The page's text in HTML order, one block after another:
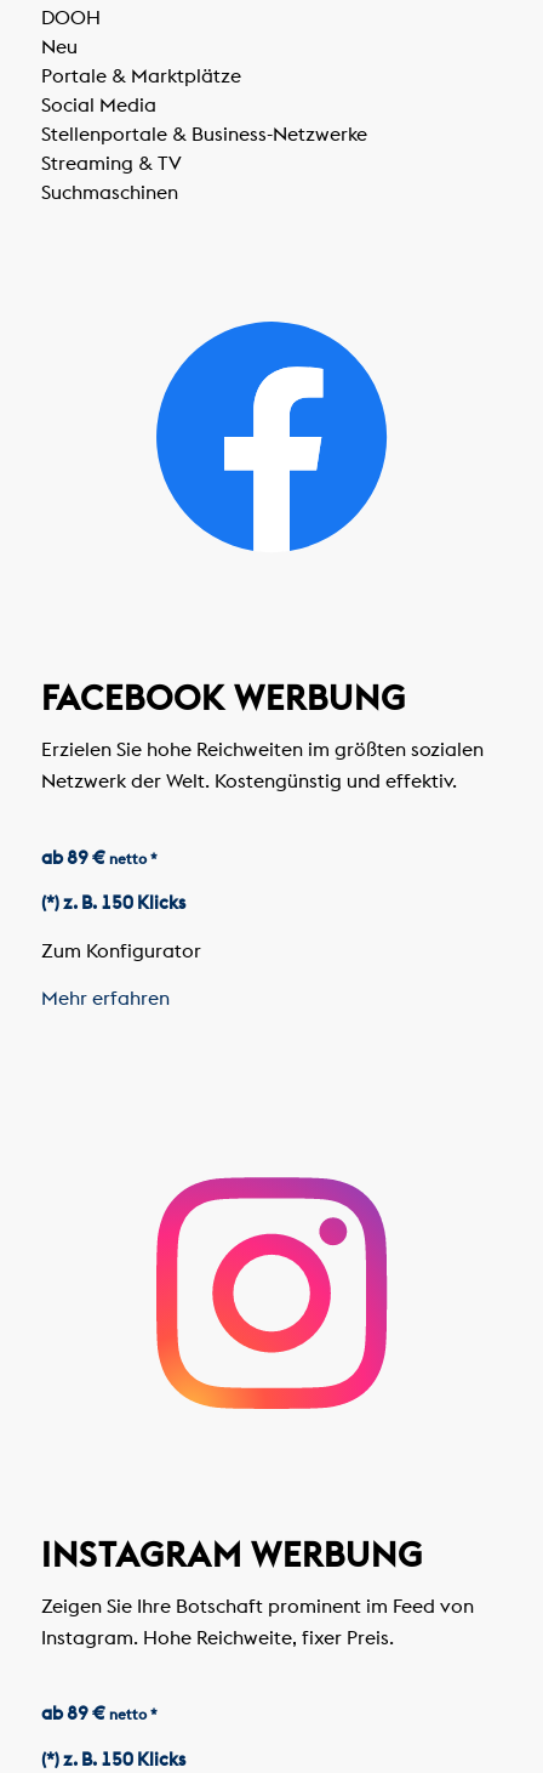
DOOH
Neu
Portale & Marktplätze
Social Media
Stellenportale & Business-Netzwerke
Streaming & TV
Suchmaschinen
FACEBOOK WERBUNG
Erzielen Sie hohe Reichweiten im größten sozialen
Netzwerk der Welt. Kostengünstig und effektiv.
ab 89 € netto *
(*) z. B. 150 Klicks
Zum Konfigurator
Mehr erfahren
INSTAGRAM WERBUNG
Zeigen Sie Ihre Botschaft prominent im Feed von
Instagram. Hohe Reichweite, fixer Preis.
ab 89 € netto *
(*) z. B. 150 Klicks